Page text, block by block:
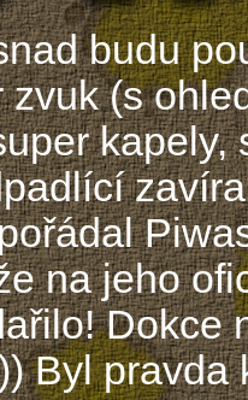
budu
zvuk (s
kapely,
na jeho
Dokce
Byl pravda